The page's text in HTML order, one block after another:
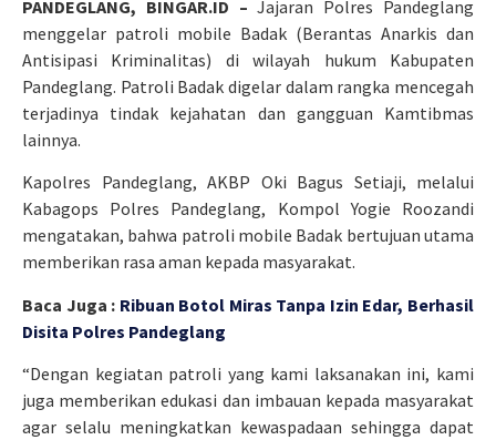
PANDEGLANG, BINGAR.ID – Jajaran Polres Pandeglang
menggelar patroli mobile Badak (Berantas Anarkis dan
Antisipasi Kriminalitas) di wilayah hukum Kabupaten
Pandeglang. Patroli Badak digelar dalam rangka mencegah
terjadinya tindak kejahatan dan gangguan Kamtibmas
lainnya.
Kapolres Pandeglang, AKBP Oki Bagus Setiaji, melalui
Kabagops Polres Pandeglang, Kompol Yogie Roozandi
mengatakan, bahwa patroli mobile Badak bertujuan utama
memberikan rasa aman kepada masyarakat.
Baca Juga : Ribuan Botol Miras Tanpa Izin Edar, Berhasil
Disita Polres Pandeglang
“Dengan kegiatan patroli yang kami laksanakan ini, kami
juga memberikan edukasi dan imbauan kepada masyarakat
agar selalu meningkatkan kewaspadaan sehingga dapat